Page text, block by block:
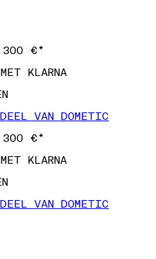
300 €*
KLARNA
VAN DOMETIC
300 €*
KLARNA
VAN DOMETIC